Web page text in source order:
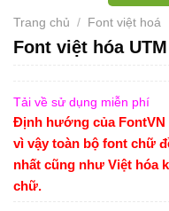
Trang chủ / Font việt hoá
Font việt hóa
Tải về sử dụng miễn phí
Định hướng của
vì vậy toàn bộ font chữ
nhất cũng như Việt hóa
chữ.